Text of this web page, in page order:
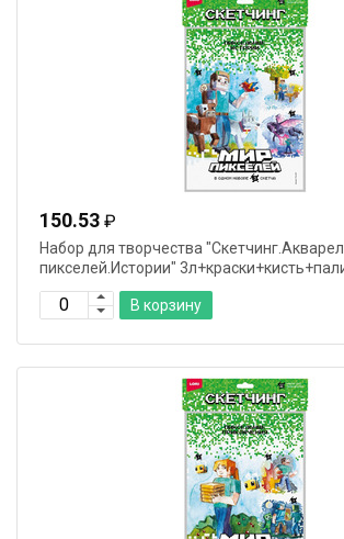
150.53 ₽
Набор для творчества
пикселей.Истории"
В корзину